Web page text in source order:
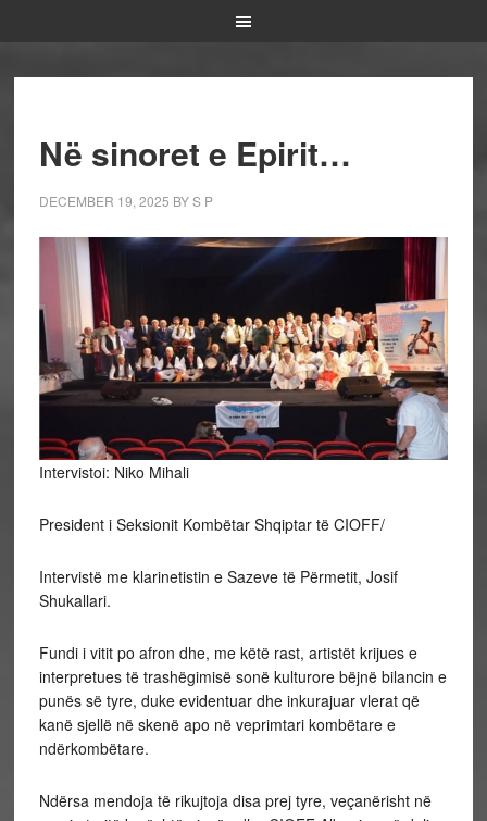
Në sinoret e Epirit…
DECEMBER 19, 2025 BYS P
Intervistoi: Niko Mihali
President i Seksionit Kombëtar Shqiptar të CIOFF/
Intervistë me klarinetistin e Sazeve të Përmetit, Josif
Shukallari.
Fundi i vitit po afron dhe, me këtë rast, artistët krijues e
interpretues të trashëgimisë sonë kulturore bëjnë bilancin e
punës së tyre, duke evidentuar dhe inkurajuar vlerat që
kanë sjellë në skenë apo në veprimtari kombëtare e
ndërkombëtare.
Ndërsa mendoja të rikujtoja disa prej tyre, veçanërisht në